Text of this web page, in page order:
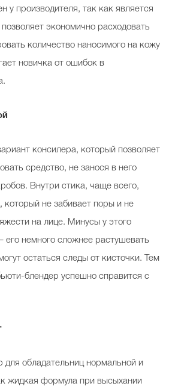
у производителя, так как является
экономично расходовать
количество наносимого на кожу
новичка от ошибок в
консилера, который позволяет
средство, не занося в него
Внутри стика, чаще всего,
который не забивает поры и не
на лице. Минусы у этого
его немного сложнее растушевать
остаться следы от кисточки. Тем
блендер успешно справится с
для обладательниц нормальной и
жидкая формула при высыхании